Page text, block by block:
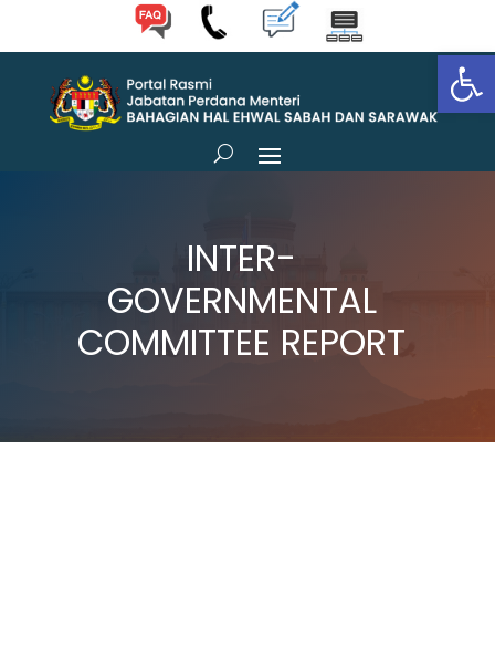
INTER-
GOVERNMENTAL
COMMITTEE REPORT